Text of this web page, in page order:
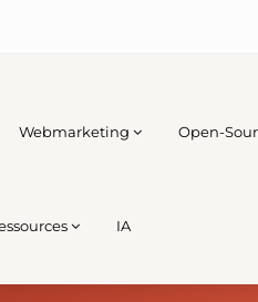
Webmarketing Open-
IA